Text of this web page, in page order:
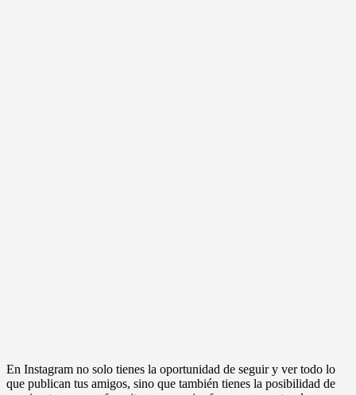
En Instagram no solo tienes la oportunidad de seguir y ver todo lo
que publican tus amigos, sino que también tienes la posibilidad de